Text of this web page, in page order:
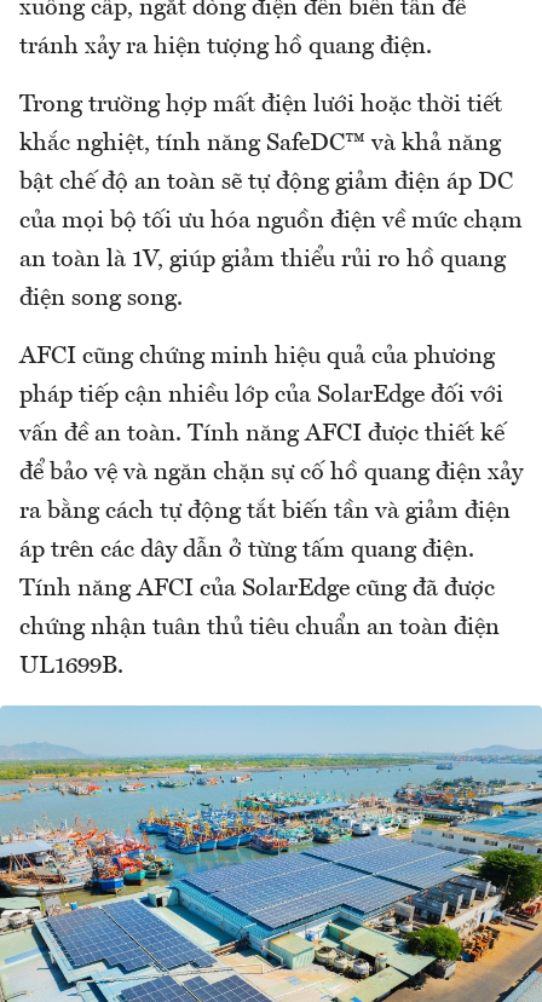
xuống cấp, ngắt dòng điện đến biến tần để
tránh xảy ra hiện tượng hồ quang điện.
Trong trường hợp mất điện lưới hoặc thời tiết
khắc nghiệt, tính năng SafeDC™ và khả năng
bật chế độ an toàn sẽ tự động giảm điện áp DC
của mọi bộ tối ưu hóa nguồn điện về mức chạm
an toàn là 1V, giúp giảm thiểu rủi ro hồ quang
điện song song.
AFCI cũng chứng minh hiệu quả của phương
pháp tiếp cận nhiều lớp của SolarEdge đối với
vấn đề an toàn. Tính năng AFCI được thiết kế
để bảo vệ và ngăn chặn sự cố hồ quang điện xảy
ra bằng cách tự động tắt biến tần và giảm điện
áp trên các dây dẫn ở từng tấm quang điện.
Tính năng AFCI của SolarEdge cũng đã được
chứng nhận tuân thủ tiêu chuẩn an toàn điện
UL1699B.